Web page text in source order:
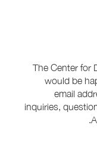
The Center for
would be
email
inquiries,